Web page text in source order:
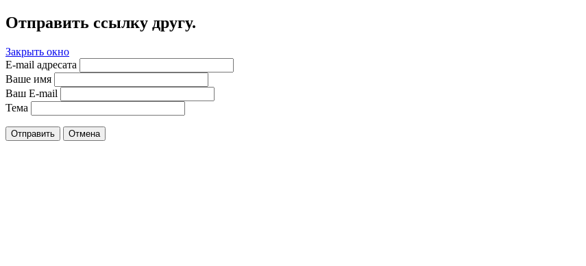
Отправить ссылку другу.
Закрыть окно
E-mail адресата
Ваше имя
Ваш E-mail
Тема
Отправить Отмена